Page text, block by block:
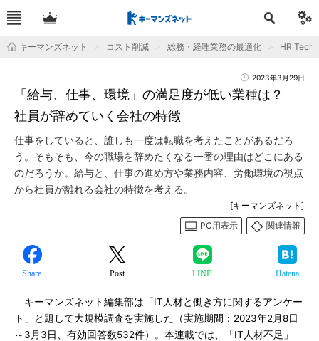
キーマンズネット コスト削減 総務・経理業務の最適化 HR Tech
2023年3月29日
「給与、仕事、環境」の満足度が低い業種は？
社員が辞めていく会社の特徴
仕事をしていると、誰しも一度は転職を考えたことがあるだろ
う。そもそも、今の職場を辞めたくなる一番の理由はどこにある
のだろうか。給与と、仕事の進め方や業務内容、労働環境の視点
から社員が離れる会社の特徴を考える。
[キーマンズネット]
PC用表示
関連情報
Share Post LINE Hatena
キーマンズネット編集部は「IT人材と働き方に関するアンケー
ト」と題して大規模調査を実施した（実施期間：2023年2月8日
～3月3日、有効回答数532件）。本連載では、「IT人材不足」